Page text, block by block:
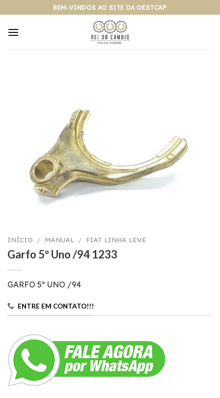
para
BEM-VINDOS AO SITE DA OESTCAP
INÍCIO / MANUAL / FIAT LINHA LEVE
Garfo 5º Uno /94 1233
GARFO 5º UNO /94
ENTRE EM CONTATO!!!